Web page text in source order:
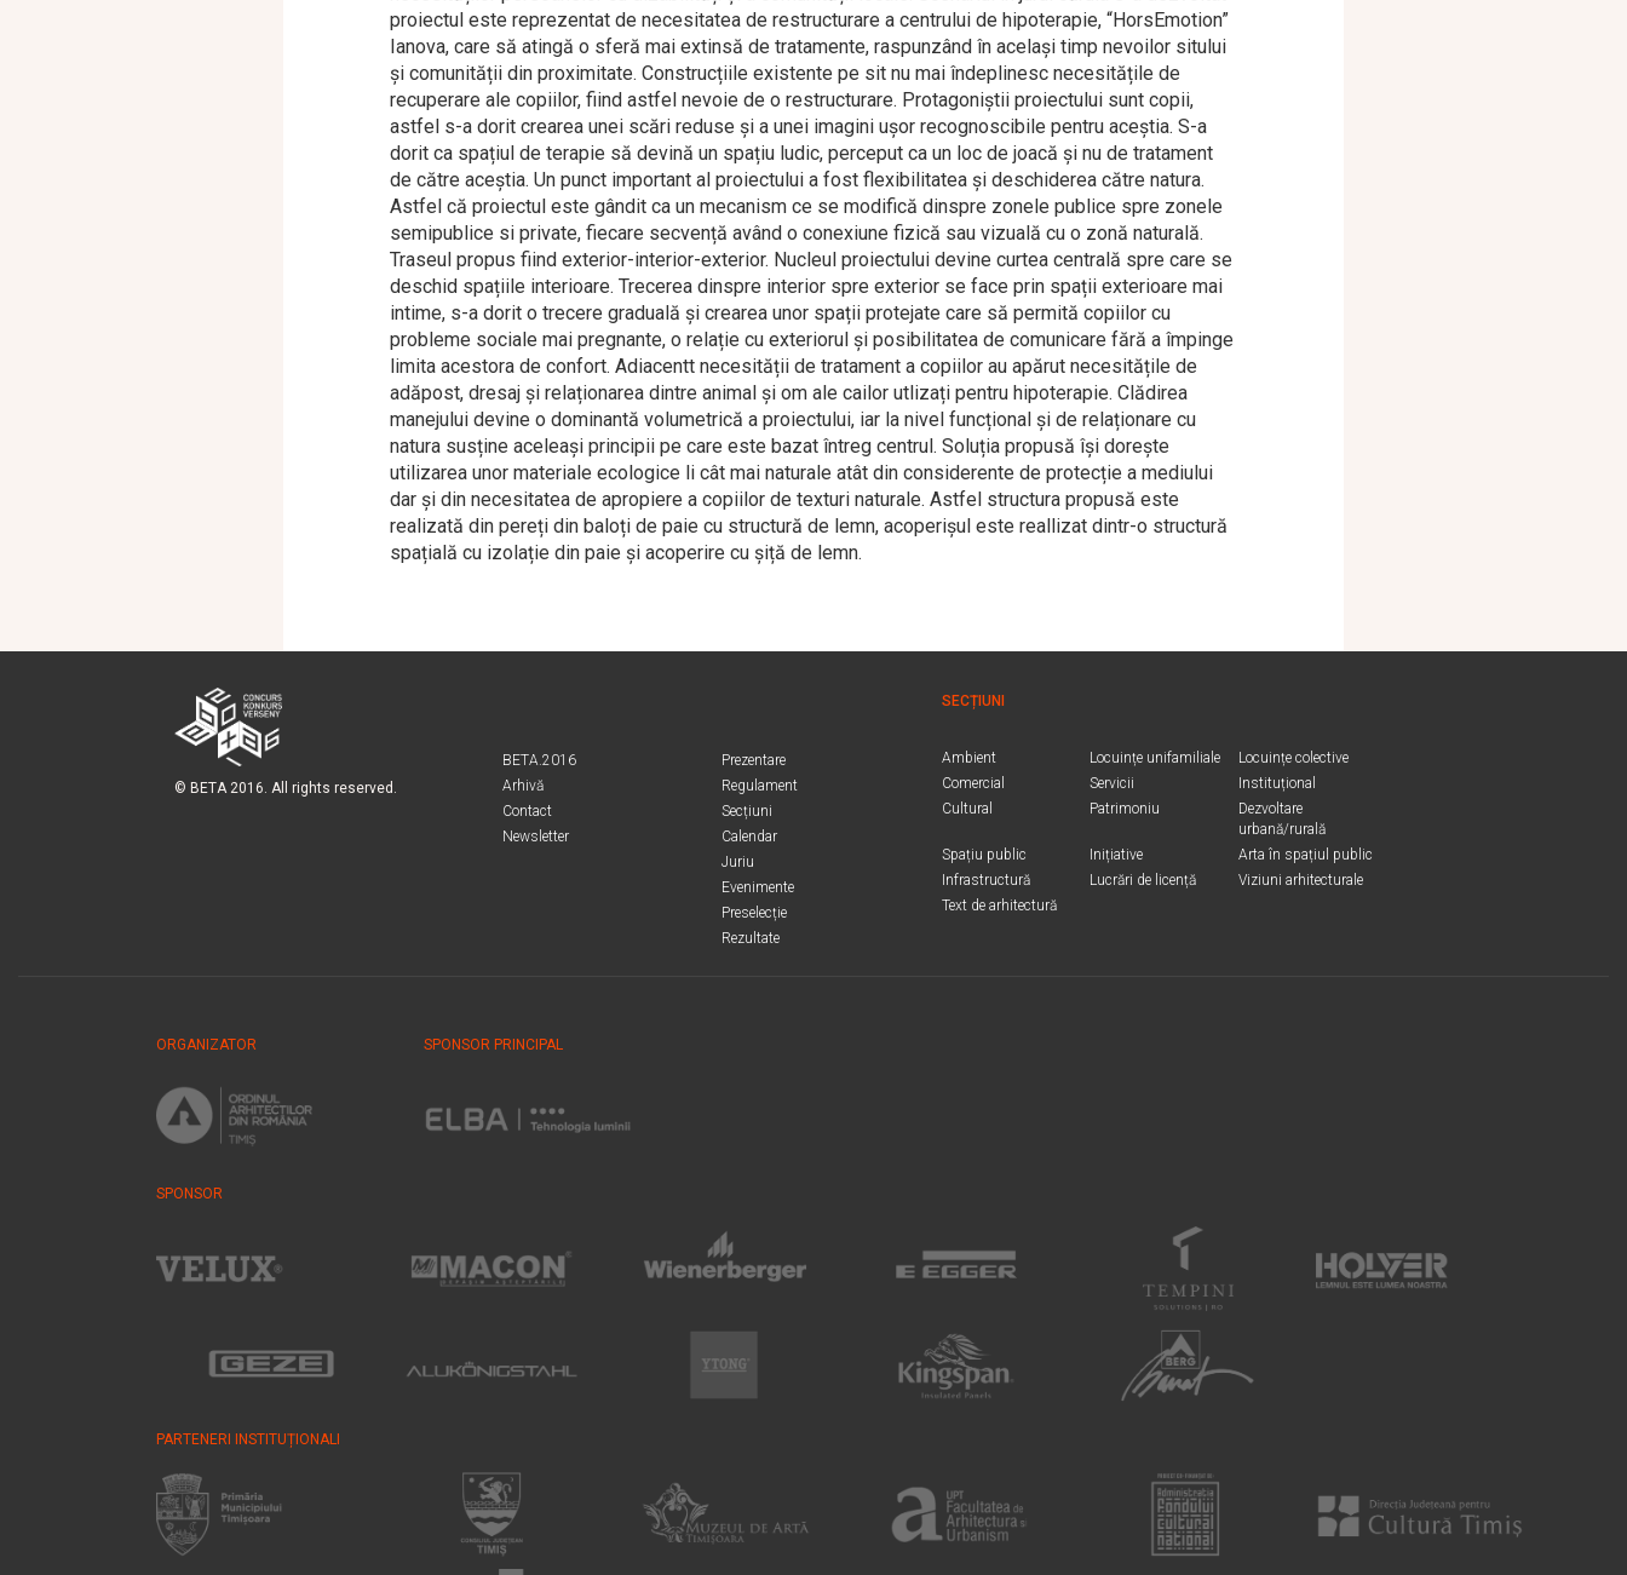
proiectul este reprezentat de necesitatea de restructurare a centrului de hipoterapie, “HorsEmotion”
Ianova, care să atingă o sferă mai extinsă de tratamente, raspunzând în același timp nevoilor sitului
și comunității din proximitate. Construcțiile existente pe sit nu mai îndeplinesc necesitățile de
recuperare ale copiilor, fiind astfel nevoie de o restructurare. Protagoniștii proiectului sunt copii,
astfel s-a dorit crearea unei scări reduse și a unei imagini ușor recognoscibile pentru aceștia. S-a
dorit ca spațiul de terapie să devină un spațiu ludic, perceput ca un loc de joacă și nu de tratament
de către aceștia. Un punct important al proiectului a fost flexibilitatea și deschiderea către natura.
Astfel că proiectul este gândit ca un mecanism ce se modifică dinspre zonele publice spre zonele
semipublice si private, fiecare secvență având o conexiune fizică sau vizuală cu o zonă naturală.
Traseul propus fiind exterior-interior-exterior. Nucleul proiectului devine curtea centrală spre care se
deschid spațiile interioare. Trecerea dinspre interior spre exterior se face prin spații exterioare mai
intime, s-a dorit o trecere graduală și crearea unor spații protejate care să permită copiilor cu
probleme sociale mai pregnante, o relație cu exteriorul și posibilitatea de comunicare fără a împinge
limita acestora de confort. Adiacentt necesității de tratament a copiilor au apărut necesitățile de
adăpost, dresaj și relaționarea dintre animal și om ale cailor utlizați pentru hipoterapie. Clădirea
manejului devine o dominantă volumetrică a proiectului, iar la nivel funcțional și de relaționare cu
natura susține aceleași principii pe care este bazat întreg centrul. Soluția propusă își dorește
utilizarea unor materiale ecologice li cât mai naturale atât din considerente de protecție a mediului
dar și din necesitatea de apropiere a copiilor de texturi naturale. Astfel structura propusă este
realizată din pereți din baloți de paie cu structură de lemn, acoperișul este reallizat dintr-o structură
spațială cu izolație din paie și acoperire cu șiță de lemn.
© BETA 2016. All rights reserved.
BETA.2016
Arhivă
Contact
Newsletter
Prezentare
Regulament
Secțiuni
Calendar
Juriu
Evenimente
Preselecție
Rezultate
SECȚIUNI
Ambient Locuințe unifamiliale
Locuințe colective
Comercial
Servicii
Instituțional
Cultural
Patrimoniu
Dezvoltare
urbană/rurală
Spațiu public
Inițiative
Arta în spațiul public
Infrastructură
Lucrări de licență
Viziuni arhitecturale
Text de arhitectură
ORGANIZATOR SPONSOR PRINCIPAL
SPONSOR
PARTENERI INSTITUȚIONALI